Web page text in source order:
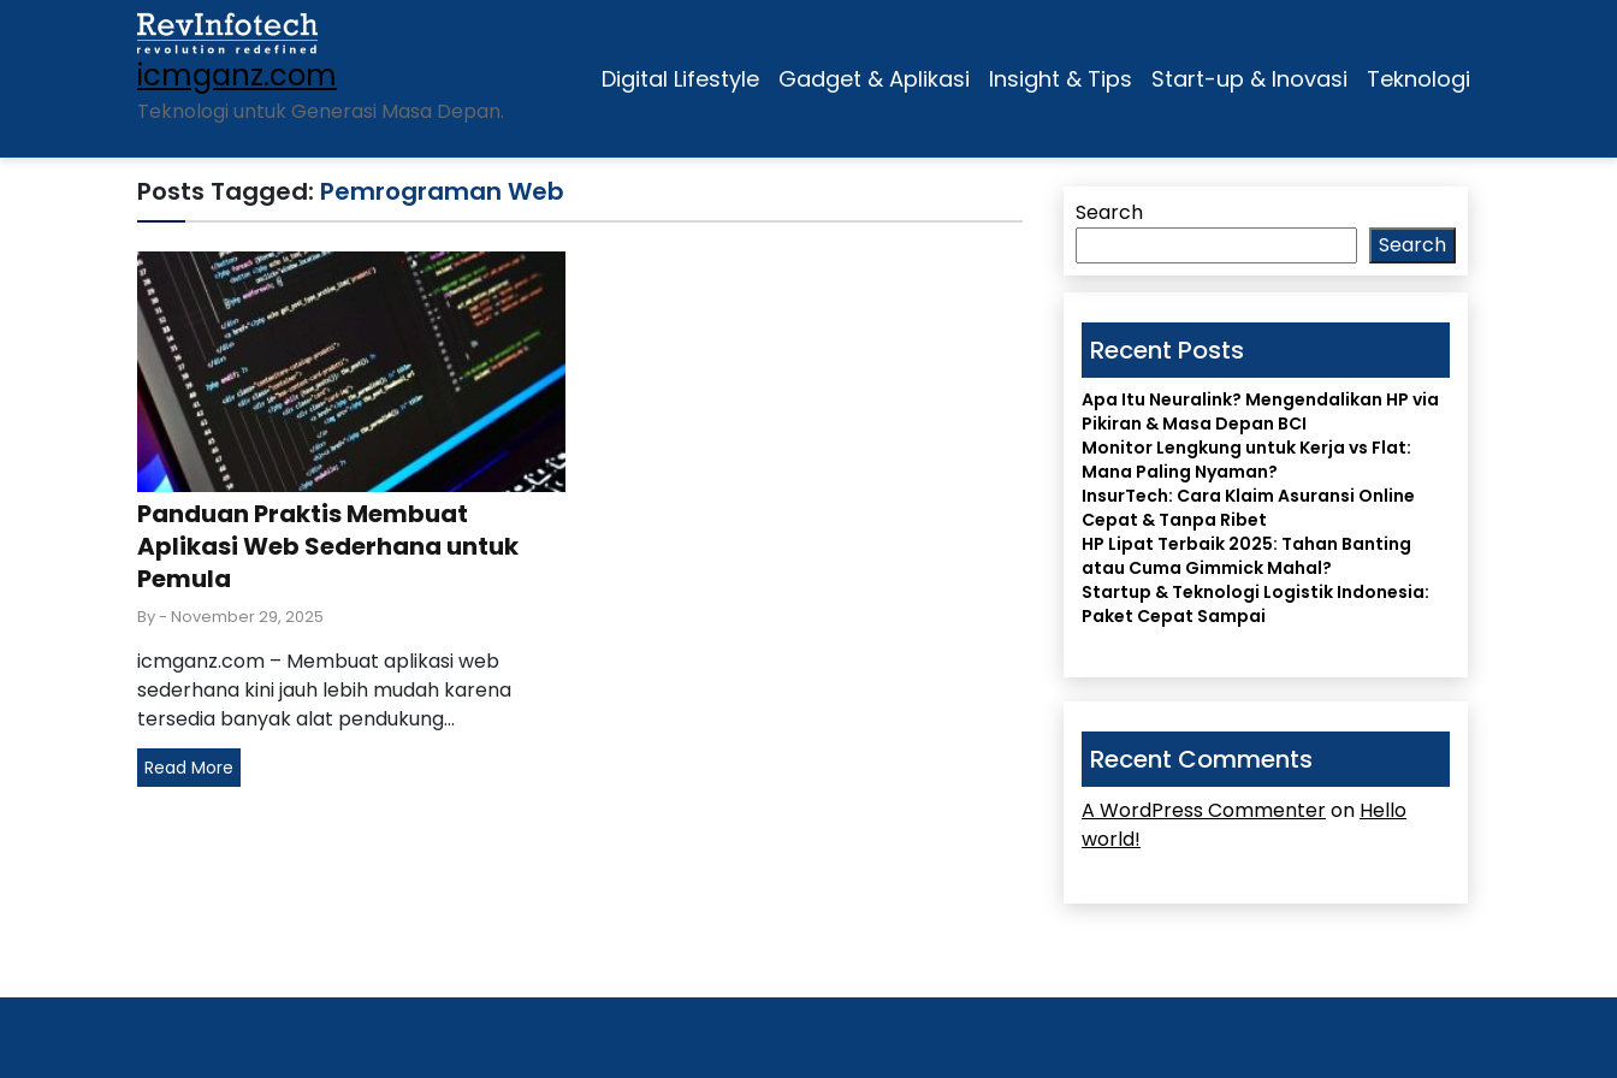
icmganz.com
Teknologi untuk Generasi Masa Depan.
Digital Lifestyle Gadget & Aplikasi Insight & Tips Start-up & Inovasi Teknologi
Posts Tagged: Pemrograman Web
Panduan Praktis Membuat
Aplikasi Web Sederhana untuk
Pemula
By- November 29, 2025
icmganz.com – Membuat aplikasi web
sederhana kini jauh lebih mudah karena
tersedia banyak alat pendukung...
Read More
Search
Search
Recent Posts
Apa Itu Neuralink? Mengendalikan HP via
Pikiran & Masa Depan BCI
Monitor Lengkung untuk Kerja vs Flat:
Mana Paling Nyaman?
InsurTech: Cara Klaim Asuransi Online
Cepat & Tanpa Ribet
HP Lipat Terbaik 2025: Tahan Banting
atau Cuma Gimmick Mahal?
Startup & Teknologi Logistik Indonesia:
Paket Cepat Sampai
Recent Comments
A WordPress Commenteron Hello
world!